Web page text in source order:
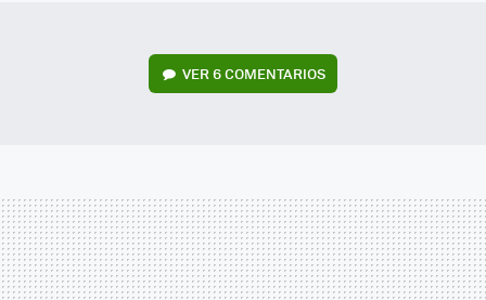
VER6 COMENTARIOS